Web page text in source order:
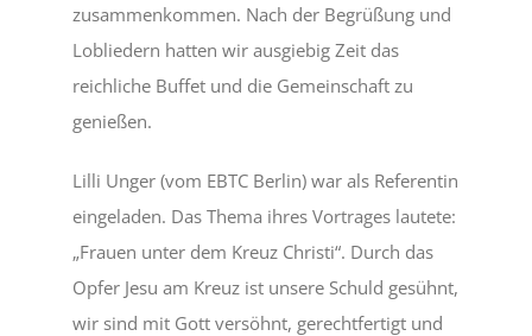
zusammenkommen. Nach der Begrüßung und
Lobliedern hatten wir ausgiebig Zeit das
reichliche Buffet und die Gemeinschaft zu
genießen.
Lilli Unger (vom EBTC Berlin) war als Referentin
eingeladen. Das Thema ihres Vortrages lautete:
„Frauen unter dem Kreuz Christi“. Durch das
Opfer Jesu am Kreuz ist unsere Schuld gesühnt,
wir sind mit Gott versöhnt, gerechtfertigt und